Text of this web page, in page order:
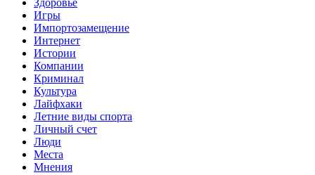
Игры
Импортозамещение
Интернет
Истории
Компании
Криминал
Культура
Лайфхаки
Летние виды спорта
Личный счет
Люди
Места
Мнения